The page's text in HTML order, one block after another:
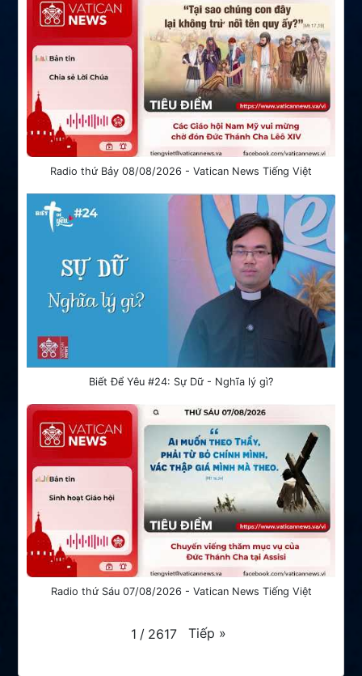
Radio thứ Bảy 08/08/2026 - Vatican News Tiếng Việt
Biết Để Yêu #24: Sự Dữ - Nghĩa lý gì?
Radio thứ Sáu 07/08/2026 - Vatican News Tiếng Việt
1 / 2617 Tiếp »